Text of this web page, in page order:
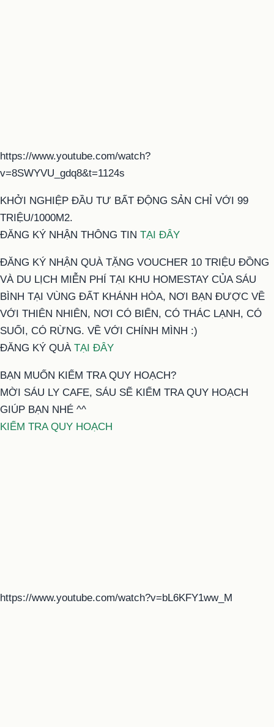
https://www.youtube.com/watch?
v=8SWYVU_gdq8&t=1124s
KHỞI NGHIỆP ĐẦU TƯ BẤT ĐỘNG SẢN CHỈ VỚI 99
TRIỆU/1000M2.
ĐĂNG KÝ NHẬN THÔNG TIN TẠI ĐÂY
ĐĂNG KÝ NHẬN QUÀ TẶNG VOUCHER 10 TRIỆU ĐỒNG
VÀ DU LỊCH MIỄN PHÍ TẠI KHU HOMESTAY CỦA SÁU
BÌNH TẠI VÙNG ĐẤT KHÁNH HÒA, NƠI BẠN ĐƯỢC VỀ
VỚI THIÊN NHIÊN, NƠI CÓ BIỂN, CÓ THÁC LẠNH, CÓ
SUỐI, CÓ RỪNG. VỀ VỚI CHÍNH MÌNH :)
ĐĂNG KÝ QUÀ TẠI ĐÂY
BẠN MUỐN KIỂM TRA QUY HOẠCH?
MỜI SÁU LY CAFE, SÁU SẼ KIỂM TRA QUY HOẠCH
GIÚP BẠN NHÉ ^^
KIỂM TRA QUY HOẠCH
https://www.youtube.com/watch?v=bL6KFY1ww_M